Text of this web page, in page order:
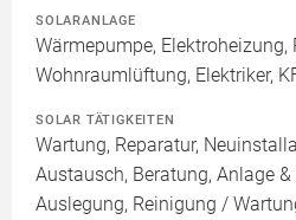
SOLARANLAGE
Wärmepumpe,
Wohnraumlüftung, Elektriker,
SOLAR TÄTIGKEITEN
Wartung, Reparatur,
Austausch, Beratung, Anlage
Auslegung, Reinigung /